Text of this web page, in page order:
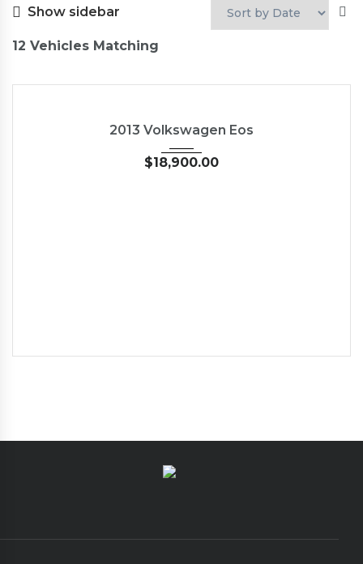
Show sidebar
12 Vehicles Matching
2013 Volkswagen Eos
$18,900.00